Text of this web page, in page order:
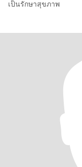
เป็นรักษาสุขภาพ